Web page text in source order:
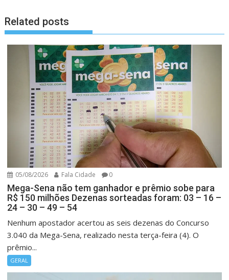
Related posts
05/08/2026 Fala Cidade 0
Mega-Sena não tem ganhador e prêmio sobe para
R$ 150 milhões Dezenas sorteadas foram: 03 – 16 –
24 – 30 – 49 – 54
Nenhum apostador acertou as seis dezenas do Concurso
3.040 da Mega-Sena, realizado nesta terça-feira (4). O
prêmio...
GERAL